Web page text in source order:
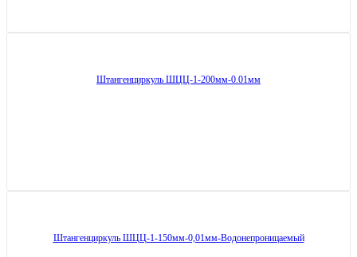
Штангенциркуль ШЦЦ-1-200мм-0.01мм
Штангенциркуль ШЦЦ-1-150мм-0,01мм-Водонепроницаемый